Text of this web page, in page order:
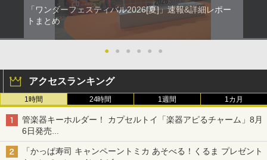
「ワンダーフェスティバル2026[夏]」速報&詳細レポー
トまとめ
● ● ● ● ● ●
アクセスランキング
1時間 24時間 1週間 1カ月
管楽器キーホルダー！ カプセルトイ「楽器アピるチャーム」8月
6日発売
チューバ、テナサクなど5種各3色
「かっぱ寿司 キャンペーントミカ あそべる！くるま プレゼント